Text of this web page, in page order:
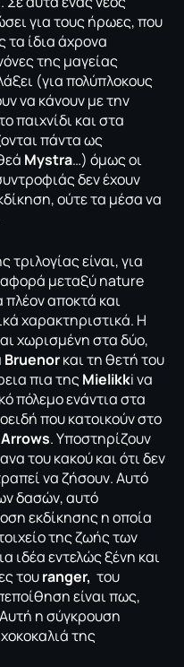
για τους ήρωες, που
τα ίδια άχρονα
της μαγείας
(για πολύπλοκους
να κάνουν με την
παιχνίδι και στα
πάντα ως
Mystra…) όμως οι
δεν έχουν
ούτε τα μέσα να
τριλογίας είναι, για
μεταξύ nature
αποκτά και
χαρακτηριστικά. Η
χωρισμένη στα δύο,
Bruenorκαι τη θετή του
πια τηςMielikki να
πόλεμο ενάντια στα
που κατοικούν στο
. Υποστηρίζουν
του κακού και ότι δεν
να ζήσουν. Αυτό
δασών, αυτό
εκδίκησης η οποία
της ζωής των
ιδέα εντελώς ξένη και
τουranger, του
είναι πως,
η σύγκρουση
της